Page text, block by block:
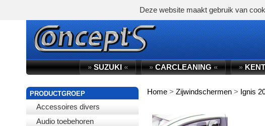
»SUZUKI« »CARCLEANING« »
PRODUCTGROEP
Accessoires divers
Audio toebehoren
Home >Zijwindschermen > Ignis
WINKELWAGEN
Deze website maakt gebruik van